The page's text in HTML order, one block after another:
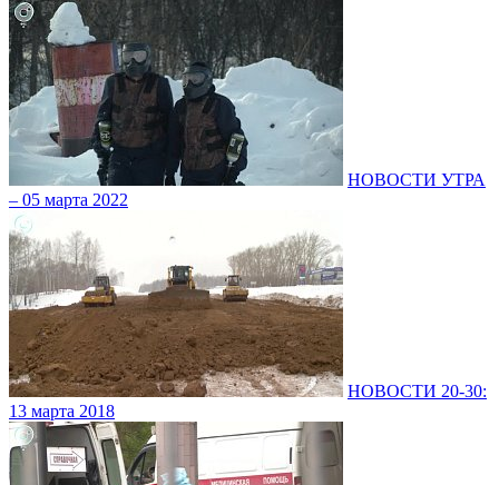
НОВОСТИ УТРА
– 05 марта 2022
НОВОСТИ 20-30:
13 марта 2018